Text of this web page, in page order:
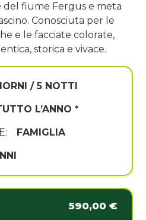
del fiume Fergus e meta
Conosciuta per le
e le facciate colorate,
storica e vivace.
/ 5 NOTTI
L’ANNO *
FAMIGLIA
590,00 €